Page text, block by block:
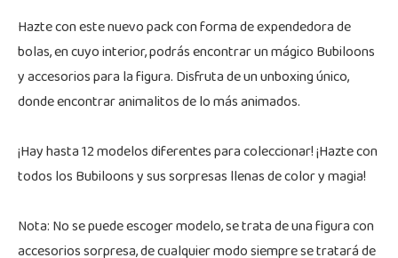
Hazte con este nuevo pack con forma de expendedora de
bolas, en cuyo interior, podrás encontrar un mágico Bubiloons
y accesorios para la figura. Disfruta de un unboxing único,
donde encontrar animalitos de lo más animados.
¡Hay hasta 12 modelos diferentes para coleccionar! ¡Hazte con
todos los Bubiloons y sus sorpresas llenas de color y magia!
Nota: No se puede escoger modelo, se trata de una figura con